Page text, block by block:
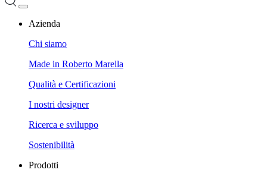
Azienda
Chi siamo
Made in Roberto Marella
Qualità e Certificazioni
I nostri designer
Ricerca e sviluppo
Sostenibilità
Prodotti